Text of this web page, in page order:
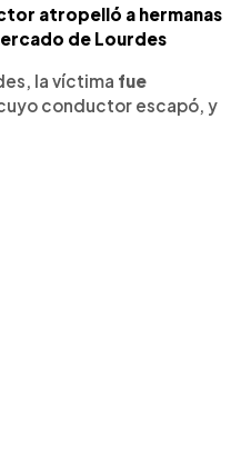
atropelló a hermanas
de Lourdes
la víctima fue
conductor escapó, y